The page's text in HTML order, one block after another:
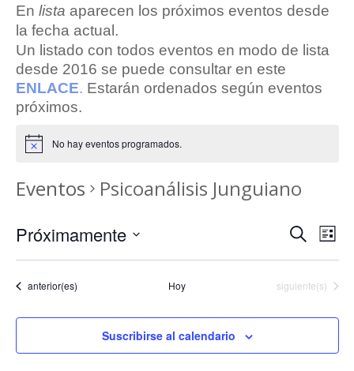
En lista aparecen los próximos eventos desde
la fecha actual.
Un listado con todos eventos en modo de lista
desde 2016 se puede consultar en este
ENLACE. Estarán ordenados según eventos
próximos.
No hay eventos programados.
Eventos Psicoanálisis Junguiano
de
y
vistas
Buscar
de
de
Lista
Próximamente
Eventos
anterior(es) Hoy Eventos
siguiente(s)
Suscribirse al calendario